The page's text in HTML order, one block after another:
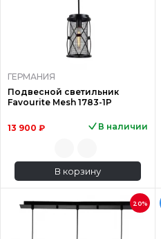
ГЕРМАНИЯ
Подвесной светильник
Favourite Mesh 1783-1P
13 900 ₽ В наличии
В корзину
20%